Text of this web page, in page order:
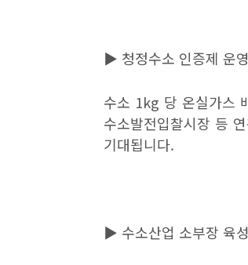
▶ 청정수소 인증제 운영
수소 1kg 당 온실가스
수소발전입찰시장 등
기대됩니다.
▶ 수소산업 소부장 육성